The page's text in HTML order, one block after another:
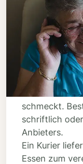
Schritt
lassen
Suchen Sie
Ihres
schmeckt.
schriftlich
Anbieters.
Ein Kurier
Essen zum